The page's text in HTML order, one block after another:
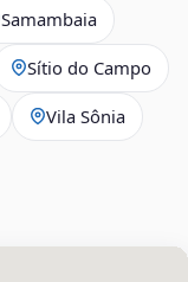
Samambaia
Sítio do Campo
Vila Sônia